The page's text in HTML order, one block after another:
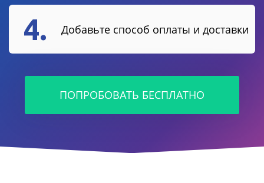
4. Добавьте способ оплаты и доставки
ПОПРОБОВАТЬ БЕСПЛАТНО